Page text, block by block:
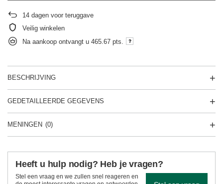
14 dagen voor teruggave
Veilig winkelen
Na aankoop ontvangt u 465.67 pts.
BESCHRIJVING
GEDETAILLEERDE GEGEVENS
MENINGEN (0)
Heeft u hulp nodig? Heb je vragen?
Stel een vraag en we zullen snel reageren en